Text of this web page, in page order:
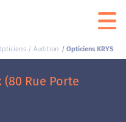
/ Audition Opticiens KRYS
(80 Rue Porte